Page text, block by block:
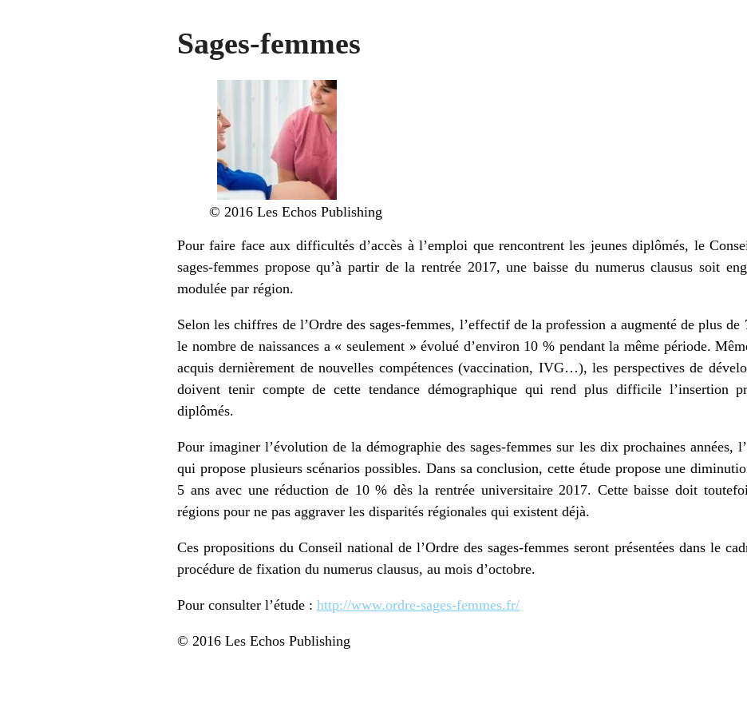
Sages-femmes
© 2016 Les Echos Publishing
Pour faire face aux difficultés d’accès à l’emploi que rencontrent les jeunes diplômés, le
sages-femmes propose qu’à partir de la rentrée 2017, une baisse du numerus clausus soit
modulée par région.
Selon les chiffres de l’Ordre des sages-femmes, l’effectif de la profession a augmenté de plus
le nombre de naissances a « seulement » évolué d’environ 10 % pendant la même période.
acquis dernièrement de nouvelles compétences (vaccination, IVG…), les perspectives de
doivent tenir compte de cette tendance démographique qui rend plus difficile l’insertion
diplômés.
Pour imaginer l’évolution de la démographie des sages-femmes sur les dix prochaines années,
qui propose plusieurs scénarios possibles. Dans sa conclusion, cette étude propose une
5 ans avec une réduction de 10 % dès la rentrée universitaire 2017. Cette baisse doit
régions pour ne pas aggraver les disparités régionales qui existent déjà.
Ces propositions du Conseil national de l’Ordre des sages-femmes seront présentées dans le
procédure de fixation du numerus clausus, au mois d’octobre.
Pour consulter l’étude : http://www.ordre-sages-femmes.fr/
© 2016 Les Echos Publishing